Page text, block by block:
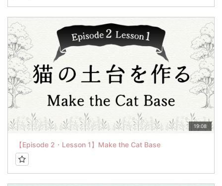
19:08
【Episode 2・Lesson 1】Make the Cat Base